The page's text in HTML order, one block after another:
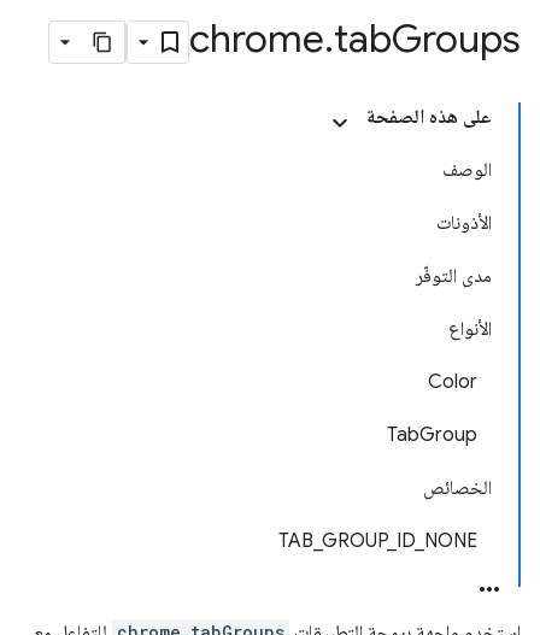
chrome.tabGroups
على هذه الصفحة
الوصف
الأذونات
مدى التوفّر
الأنواع
Color
TabGroup
الخصائص
TAB_GROUP_ID_NONE